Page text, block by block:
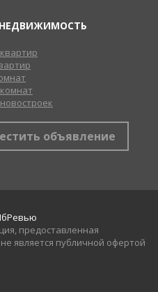
объявление
предоставленная
является публичной офертой